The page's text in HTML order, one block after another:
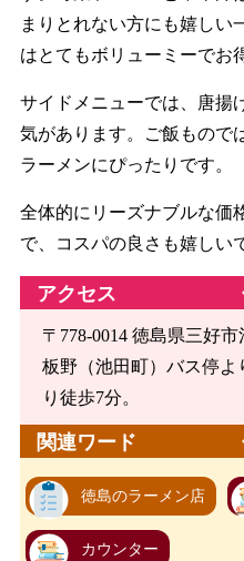
まりとれない方にも嬉しい
はとてもボリューミーでお
サイドメニューでは、唐揚
気があります。ご飯もので
ラーメンにぴったりです。
全体的にリーズナブルな価
で、コスパの良さも嬉しい
アクセス
〒778-0014 徳島県三好
板野（池田町）バス停よ
り徒歩7分。
関連ワード
徳島のラーメン店
カウンター